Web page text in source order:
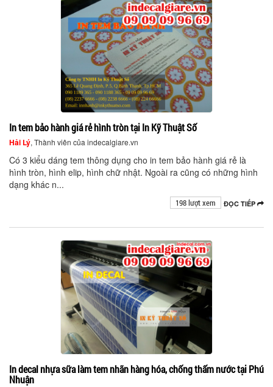
In tem bảo hành giá rẻ hình tròn tại In Kỹ Thuật Số
Hải Lý, Thành viên của indecalgiare.vn
Có 3 kiểu dáng tem thông dụng cho in tem bảo hành giá rẻ là
hình tròn, hình elip, hình chữ nhật. Ngoài ra cũng có những hình
dạng khác n...
ĐỌC TIẾP
198 lượt xem
In decal nhựa sữa làm tem nhãn hàng hóa, chống thấm nước tại Phú
Nhuận